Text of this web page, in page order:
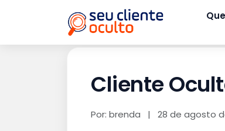
Cliente
Por: brenda | 28 de agosto